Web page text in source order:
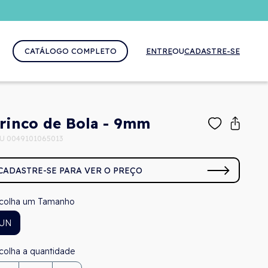
CATÁLOGO COMPLETO ENTREOUCADASTRE-SE
de Bola - 9mm
0049101065013
SE PARA VER O PREÇO
Tamanho